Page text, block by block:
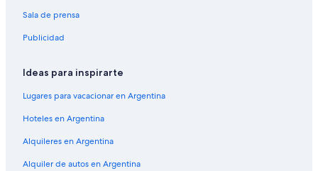
Sala de prensa
Publicidad
Ideas para inspirarte
Lugares para vacacionar en Argentina
Hoteles en Argentina
Alquileres en Argentina
Alquiler de autos en Argentina